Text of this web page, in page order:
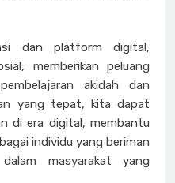
dan platform digital,
memberikan peluang
akidah dan
yang tepat, kita dapat
di era digital, membantu
individu yang beriman
masyarakat yang